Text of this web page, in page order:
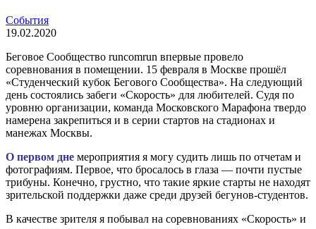
События
19.02.2020
Беговое Сообщество runcomrun впервые провело
соревнования в помещении. 15 февраля в Москве прошёл
«Студенческий кубок Бегового Сообщества». На следующий
день состоялись забеги «Скорость» для любителей. Судя по
уровню организации, команда Московского Марафона твердо
намерена закрепиться и в серии стартов на стадионах и
манежах Москвы.
О первом дне мероприятия я могу судить лишь по отчетам и
фотографиям. Первое, что бросалось в глаза — почти пустые
трибуны. Конечно, грустно, что такие яркие старты не находят
зрительской поддержки даже среди друзей бегунов-студентов.
В качестве зрителя я побывал на соревнованиях «Скорость» и